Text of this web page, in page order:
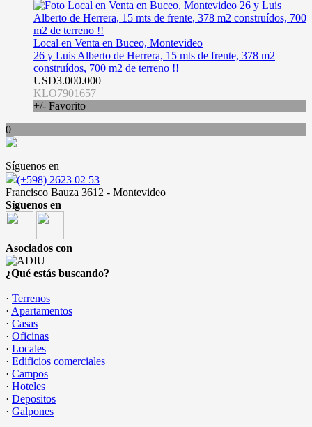
Local en Venta en Buceo, Montevideo
26 y Luis Alberto de Herrera, 15 mts de frente, 378 m2
construídos, 700 m2 de terreno !!
USD3.000.000
KLO7901657
+/- Favorito
0
Síguenos en
(+598) 2623 02 53
Francisco Bauza 3612 - Montevideo
Síguenos en
Asociados con
¿Qué estás buscando?
· Terrenos
· Apartamentos
· Casas
· Oficinas
· Locales
· Edificios comerciales
· Campos
· Hoteles
· Depositos
· Galpones